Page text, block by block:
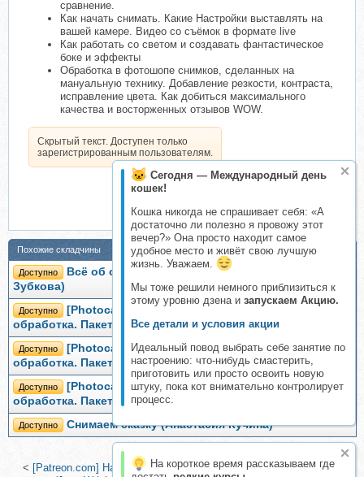
Сегодня — Международный день
кошек!
Кошка никогда не спрашивает себя: «А
достаточно ли полезно я провожу этот
вечер?» Она просто находит самое
удобное место и живёт свою лучшую
жизнь. Уважаем.
Мы тоже решили немного приблизиться к
этому уровню дзена и запускаем Акцию.
Все детали и условия акции
Идеальный повод выбрать себе занятие по
настроению: что-нибудь смастерить,
приготовить или просто освоить новую
штуку, пока кот внимательно контролирует
процесс.
На короткое время рассказываем где
сравнение.
Как начать снимать. Какие Настройки выставлять на
вашей камере. Видео со съёмок в формате live
Как работать со светом и создавать фантастическое
боке и эффекты
Обработка в фотошопе снимков, сделанных на
мануальную технику. Добавление резкости, контраста,
исправление цвета. Как добиться максимального
качества и восторженных отзывов WOW.
Скрытый текст. Доступен только
зарегистрированным пользователям.
Похожие складчины
Доступно
Всё об объективах гелиос от А до Я (Анастасия
Зубкова)
Доступно
[Photocasa] Лето в объективе. Съемка и
обработка. Пакет Продвинутый (Анастасия Кучина)
Доступно
[Photocasa] Лето в объективе. Съемка и
обработка. Пакет Все включено (Анастасия Кучина)
Доступно
[Photocasa] Лето в объективе. Съемка и
обработка. Пакет Базовый (Анастасия Кучина)
Доступно Снимаем сказку (Анастасия Кучина)
< [Patreon.com] Набор видеоуроков по обработке пляжных фото